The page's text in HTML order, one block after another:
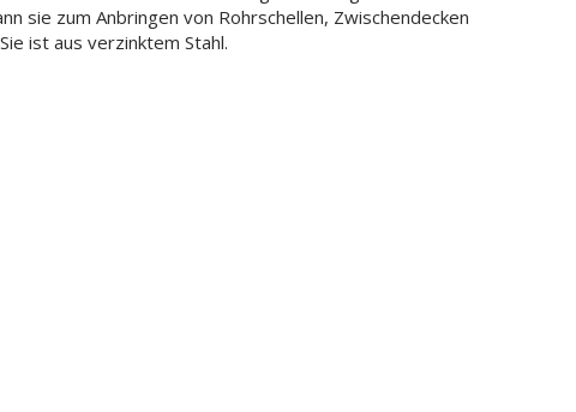
sie zum Anbringen von Rohrschellen, Zwischendecken
ist aus verzinktem Stahl.